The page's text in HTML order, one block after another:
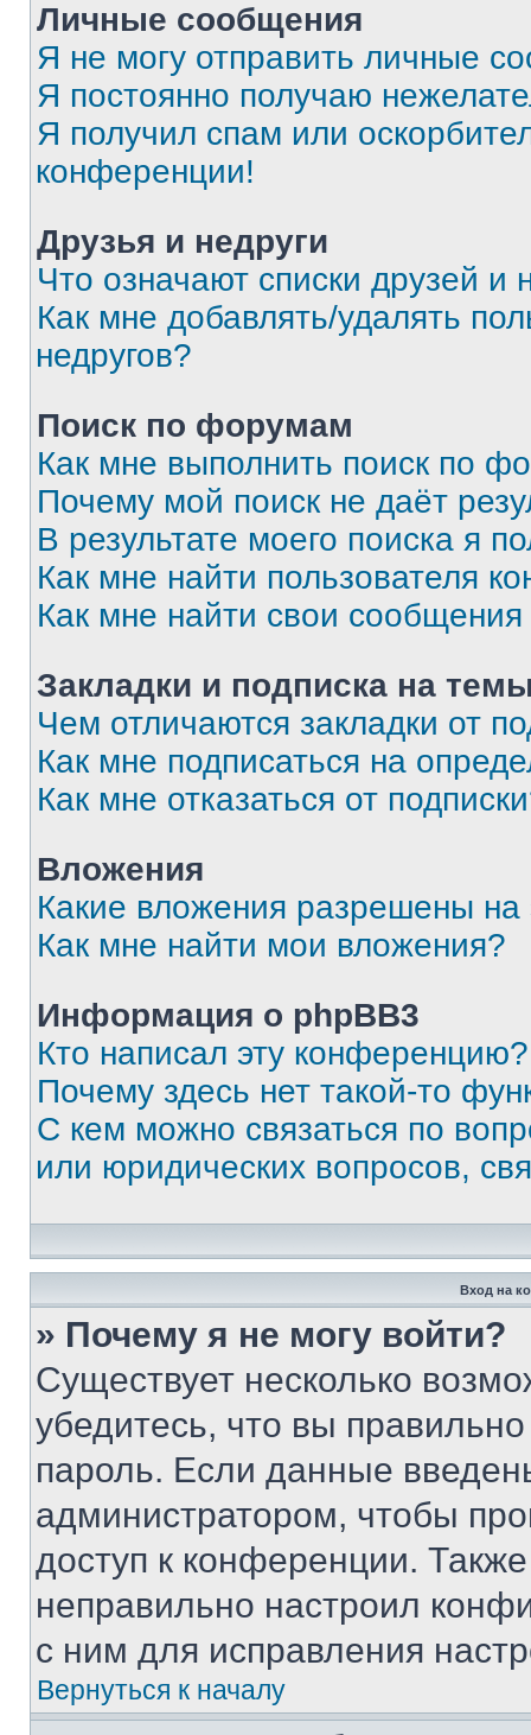
Личные сообщения
Я не могу отправить личные
Я постоянно получаю
Я получил спам или
конференции!
Друзья и недруги
Что означают списки друзей и
Как мне добавлять/удалять
недругов?
Поиск по форумам
Как мне выполнить поиск по
Почему мой поиск не даёт
В результате моего поиска я
Как мне найти пользователя
Как мне найти свои
Закладки и подписка на
Чем отличаются закладки от
Как мне подписаться на
Как мне отказаться от
Вложения
Какие вложения разрешены
Как мне найти мои вложения?
Информация о phpBB3
Кто написал эту конференцию?
Почему здесь нет такой-то
С кем можно связаться по
или юридических вопросов,
Вход на
» Почему я не могу войти?
Существует несколько
убедитесь, что вы
пароль. Если данные
администратором, чтобы
доступ к конференции.
неправильно настроил
с ним для исправления
Вернуться к началу